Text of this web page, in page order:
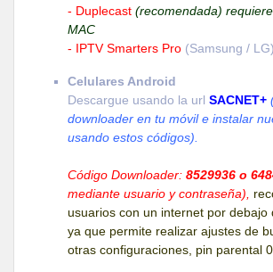
- Duplecast (recomendada)
MAC
- IPTV Smarters Pro (Samsung / LG)
Celulares Android
Descargue usando la url SACNET+
downloader en tu móvil e instalar
usando estos códigos).
Código Downloader: 8529936 o
mediante usuario y contraseña),
usuarios con un internet por debajo
ya que permite realizar ajustes de
otras configuraciones, pin parental